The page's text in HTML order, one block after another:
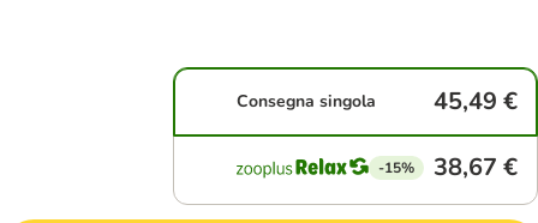
Consegna singola 45,49 €
-15% 38,67 €